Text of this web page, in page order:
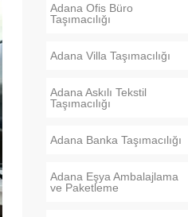
Adana Ofis Büro
Taşımacılığı
Adana Villa Taşımacılığı
Adana Askılı Tekstil
Taşımacılığı
Adana Banka Taşımacılığı
Adana Eşya Ambalajlama
ve Paketleme